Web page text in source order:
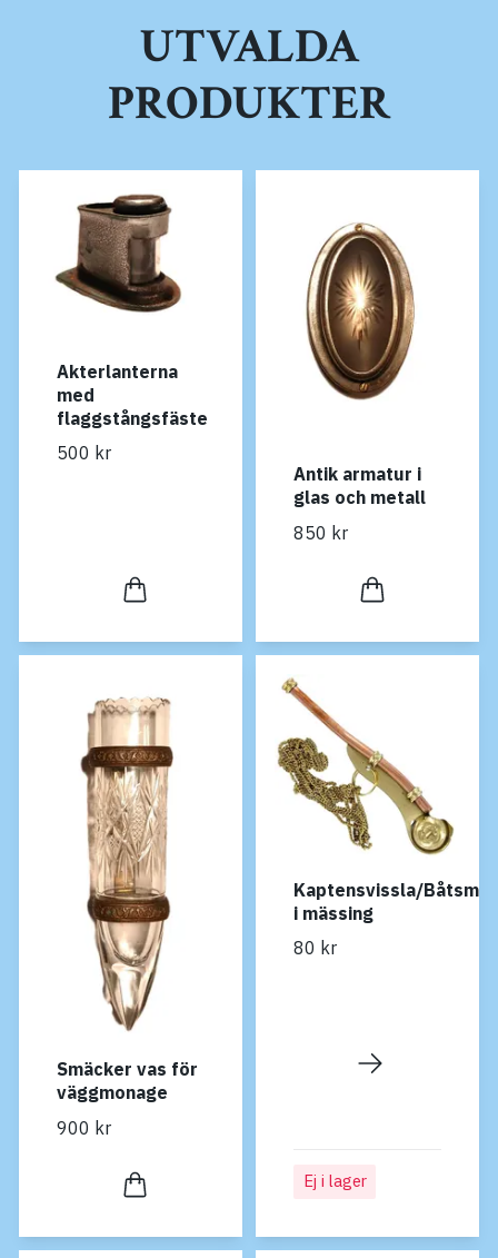
UTVALDA
PRODUKTER
Akterlanterna
med
flaggstångsfäste
500 kr
Antik armatur i
glas och metall
850 kr
Smäcker vas för
väggmonage
900 kr
Kaptensvissla/
i mässing
80 kr
Ej i lager